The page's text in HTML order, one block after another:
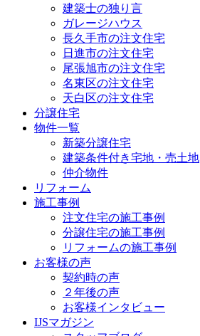
建築士の独り言
ガレージハウス
長久手市の注文住宅
日進市の注文住宅
尾張旭市の注文住宅
名東区の注文住宅
天白区の注文住宅
分譲住宅
物件一覧
新築分譲住宅
建築条件付き宅地・売土地
仲介物件
リフォーム
施工事例
注文住宅の施工事例
分譲住宅の施工事例
リフォームの施工事例
お客様の声
契約時の声
２年後の声
お客様インタビュー
IJSマガジン